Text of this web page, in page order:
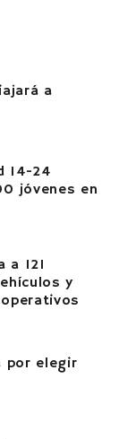
a
14-24
jóvenes en
a 121
y
por elegir